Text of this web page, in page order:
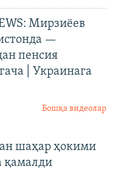
Мирзиёев
—
пенсия
| Украинага
Бошқа видеолар
шаҳар ҳокими
қамалди